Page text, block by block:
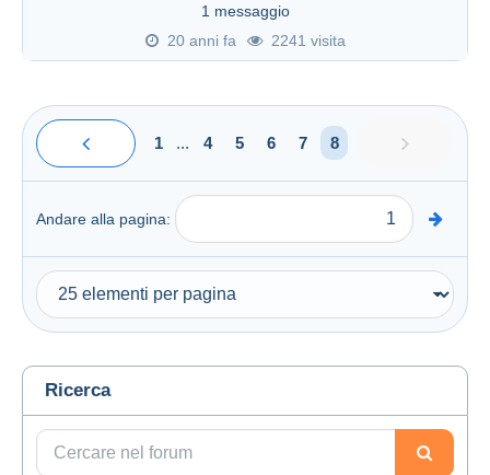
1 messaggio
20 anni fa
2241 visita
1 ... 4 5 6 7 8
Andare alla pagina:
Ricerca